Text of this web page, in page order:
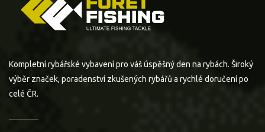
Kompletní rybářské vybavení pro váš úspěšný den na rybách. Široký
výběr značek, poradenství zkušených rybářů a rychlé doručení po
celé ČR.